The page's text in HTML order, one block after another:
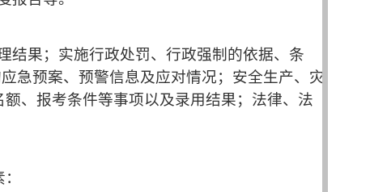
结果；实施行政处罚、行政强制的依据、条
急预案、预警信息及应对情况；安全生产、灾
、报考条件等事项以及录用结果；法律、法